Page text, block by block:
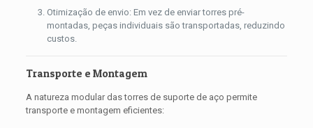
Otimização de envio: Em vez de enviar torres pré-
montadas, peças individuais são transportadas, reduzindo
custos.
Transporte e Montagem
A natureza modular das torres de suporte de aço permite
transporte e montagem eficientes: